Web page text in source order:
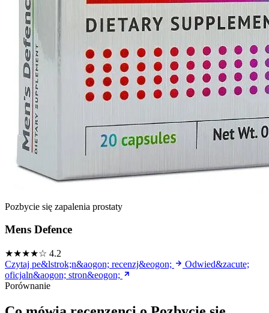
Pozbycie się zapalenia prostaty
Mens Defence
★★★★☆ 4.2
Czytaj pe&lstrok;n&aogon; recenzj&eogon;
Odwied&zacute;
oficjaln&aogon; stron&eogon;
Porównanie